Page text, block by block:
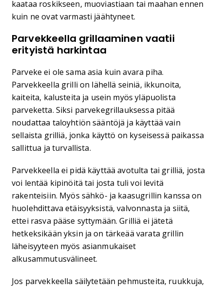
kaataa roskikseen, muoviastiaan tai maahan ennen
kuin ne ovat varmasti jäähtyneet.
Parvekkeella grillaaminen vaatii
erityistä harkintaa
Parveke ei ole sama asia kuin avara piha.
Parvekkeella grilli on lähellä seiniä, ikkunoita,
kaiteita, kalusteita ja usein myös yläpuolista
parveketta. Siksi parvekegrillauksessa pitää
noudattaa taloyhtiön sääntöjä ja käyttää vain
sellaista grilliä, jonka käyttö on kyseisessä paikassa
sallittua ja turvallista.
Parvekkeella ei pidä käyttää avotulta tai grilliä, josta
voi lentää kipinöitä tai josta tuli voi levitä
rakenteisiin. Myös sähkö- ja kaasugrillin kanssa on
huolehdittava etäisyyksistä, valvonnasta ja siitä,
ettei rasva pääse syttymään. Grilliä ei jätetä
hetkeksikään yksin ja on tärkeää varata grillin
läheisyyteen myös asianmukaiset
alkusammutusvälineet.
Jos parvekkeella säilytetään pehmusteita, ruukkuja,